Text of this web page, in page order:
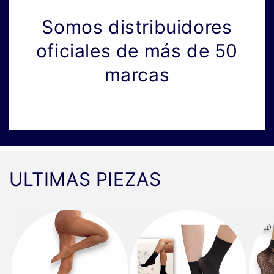
Somos distribuidores
oficiales de más de 50
marcas
ULTIMAS PIEZAS